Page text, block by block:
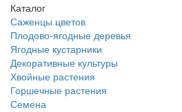
Каталог
Саженцы цветов
Плодово-ягодные деревья
Ягодные кустарники
Декоративные культуры
Хвойные растения
Горшечные растения
Семена